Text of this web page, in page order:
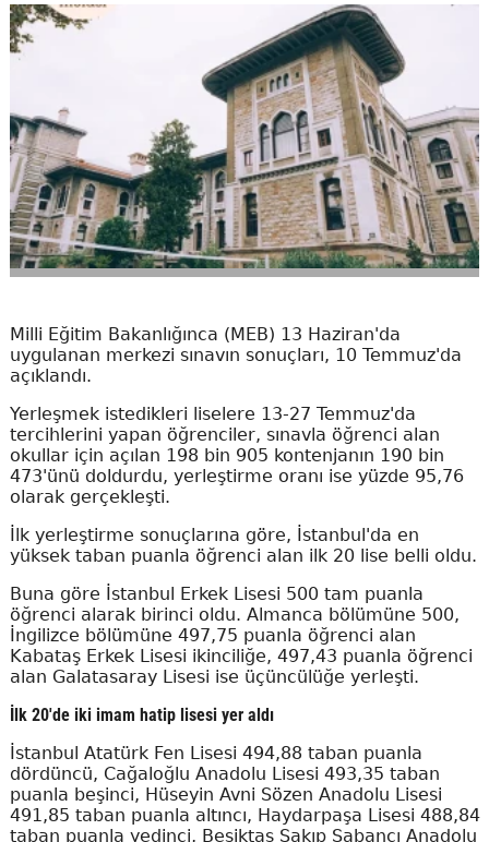
Milli Eğitim Bakanlığınca (MEB) 13 Haziran'da
uygulanan merkezi sınavın sonuçları, 10 Temmuz'da
açıklandı.
Yerleşmek istedikleri liselere 13-27 Temmuz'da
tercihlerini yapan öğrenciler, sınavla öğrenci alan
okullar için açılan 198 bin 905 kontenjanın 190 bin
473'ünü doldurdu, yerleştirme oranı ise yüzde 95,76
olarak gerçekleşti.
İlk yerleştirme sonuçlarına göre, İstanbul'da en
yüksek taban puanla öğrenci alan ilk 20 lise belli oldu.
Buna göre İstanbul Erkek Lisesi 500 tam puanla
öğrenci alarak birinci oldu. Almanca bölümüne 500,
İngilizce bölümüne 497,75 puanla öğrenci alan
Kabataş Erkek Lisesi ikinciliğe, 497,43 puanla öğrenci
alan Galatasaray Lisesi ise üçüncülüğe yerleşti.
İlk 20'de iki imam hatip lisesi yer aldı
İstanbul Atatürk Fen Lisesi 494,88 taban puanla
dördüncü, Cağaloğlu Anadolu Lisesi 493,35 taban
puanla beşinci, Hüseyin Avni Sözen Anadolu Lisesi
491,85 taban puanla altıncı, Haydarpaşa Lisesi 488,84
taban puanla yedinci, Beşiktaş Sakıp Sabancı Anadolu